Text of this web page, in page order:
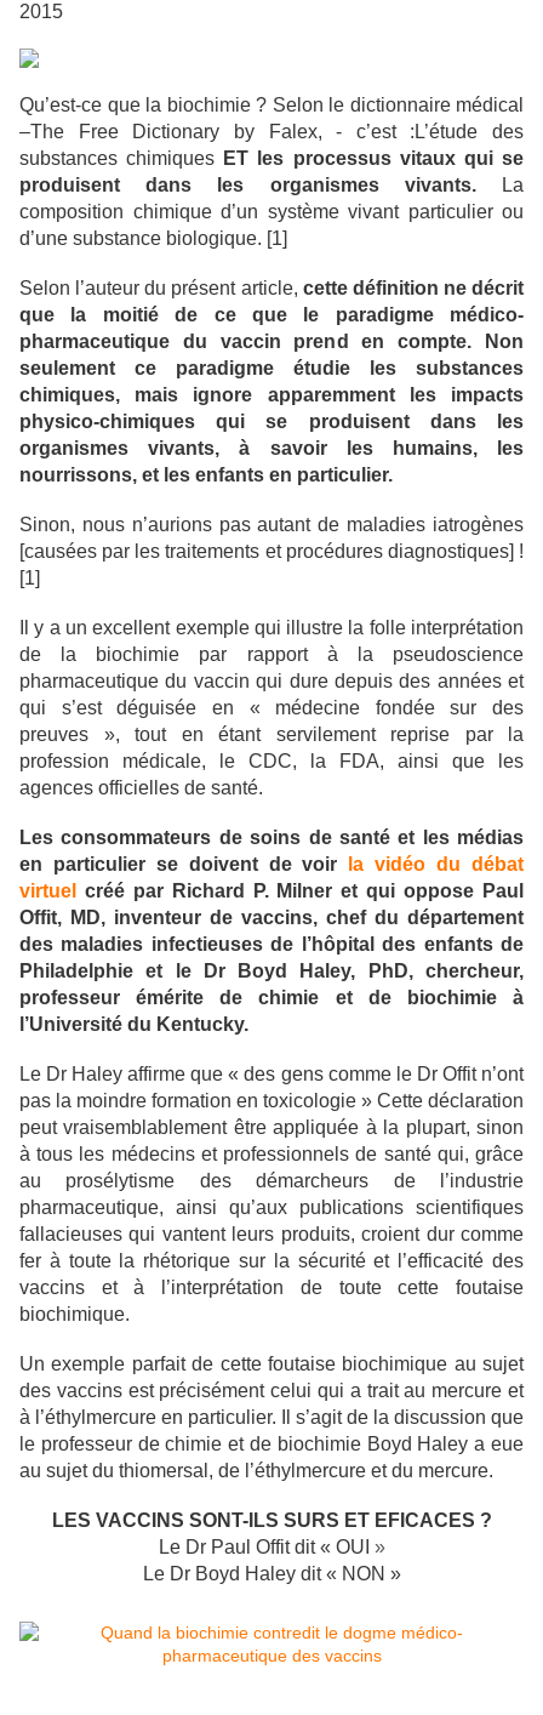
2015
Qu’est-ce que la biochimie ? Selon le dictionnaire médical
–The Free Dictionary by Falex, - c’est :L’étude des
substances chimiques ET
les processus vitaux qui se
produisent dans les organismes vivants.La
composition chimique d’un système vivant particulier ou
d’une substance biologique. [1]
Selon l’auteur du présent article, cette définition ne décrit
que la moitié de ce que le paradigme médico-
pharmaceutique du vaccin prend en compte. Non
seulement ce paradigme étudie les substances
chimiques, mais ignore apparemment les impacts
physico-chimiques qui se produisent dans les
organismes vivants, à savoir les humains, les
nourrissons, et les enfants en particulier.
Sinon, nous n’aurions pas autant de maladies iatrogènes
[causées par les traitements et procédures diagnostiques] !
[1]
Il y a un excellent exemple qui illustre la folle interprétation
de la biochimie par rapport à la pseudoscience
pharmaceutique du vaccin qui dure depuis des années et
qui s’est déguisée en « médecine fondée sur des
preuves », tout en étant servilement reprise par la
profession médicale, le CDC, la FDA, ainsi que les
agences officielles de santé.
Les consommateurs de soins de santé et les médias
en particulier se doivent de voir
la vidéo du débat
virtuel
créé par Richard P. Milner et qui oppose Paul
Offit, MD, inventeur de vaccins, chef du département
des maladies infectieuses de l’hôpital des enfants de
Philadelphie et le Dr Boyd Haley, PhD, chercheur,
professeur émérite de chimie et de biochimie à
l’Université du Kentucky.
Le Dr Haley affirme que « des gens comme le Dr Offit n’ont
pas la moindre formation en toxicologie » Cette déclaration
peut vraisemblablement être appliquée à la plupart, sinon
à tous les médecins et professionnels de santé qui, grâce
au prosélytisme des démarcheurs de l’industrie
pharmaceutique, ainsi qu’aux publications scientifiques
fallacieuses qui vantent leurs produits, croient dur comme
fer à toute la rhétorique sur la sécurité et l’efficacité des
vaccins et à l’interprétation de toute cette foutaise
biochimique.
Un exemple parfait de cette foutaise biochimique au sujet
des vaccins est précisément celui qui a trait au mercure et
à l’éthylmercure en particulier. Il s’agit de la discussion que
le professeur de chimie et de biochimie Boyd Haley a eue
au sujet du thiomersal, de l’éthylmercure et du mercure.
LES VACCINS SONT-ILS SURS ET EFICACES ?
Le Dr Paul Offit dit « OUI »
Le Dr Boyd Haley dit « NON »